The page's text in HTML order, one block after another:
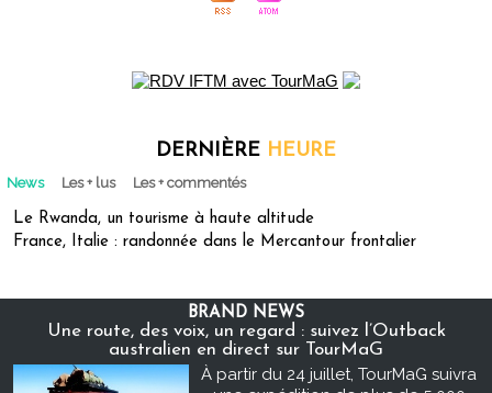
DERNIÈRE HEURE
News Les + lus Les + commentés
Le Rwanda, un tourisme à haute altitude
France, Italie : randonnée dans le Mercantour frontalier
BRAND NEWS
Une route, des voix, un regard : suivez l’Outback
australien en direct sur TourMaG
À partir du 24 juillet, TourMaG suivra